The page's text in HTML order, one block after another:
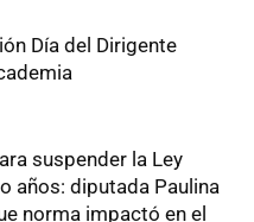
Día del Dirigente
suspender la Ley
años: diputada Paulina
norma impactó en el